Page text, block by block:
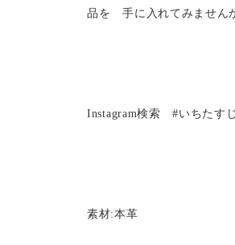
品を 手に入れてみません
Instagram検索 #いちたす
素材:本革